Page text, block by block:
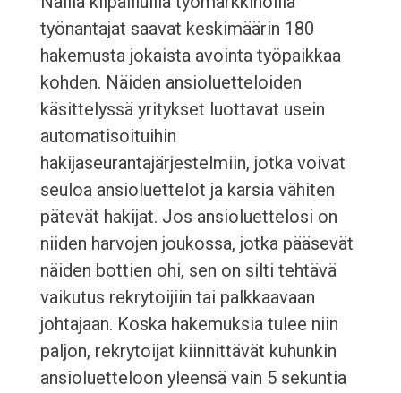
työnantajat saavat keskimäärin 180
hakemusta jokaista avointa työpaikkaa
kohden. Näiden ansioluetteloiden
käsittelyssä yritykset luottavat usein
automatisoituihin
hakijaseurantajärjestelmiin, jotka voivat
seuloa ansioluettelot ja karsia vähiten
pätevät hakijat. Jos ansioluettelosi on
niiden harvojen joukossa, jotka pääsevät
näiden bottien ohi, sen on silti tehtävä
vaikutus rekrytoijiin tai palkkaavaan
johtajaan. Koska hakemuksia tulee niin
paljon, rekrytoijat kiinnittävät kuhunkin
ansioluetteloon yleensä vain 5 sekuntia